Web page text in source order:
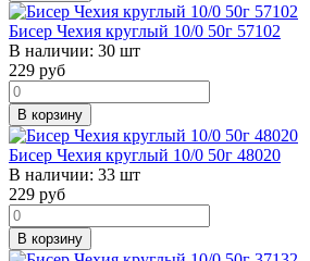
Бисер Чехия круглый 10/0 50г 57102
В наличии: 30 шт
229 руб
В корзину
Бисер Чехия круглый 10/0 50г 48020
В наличии: 33 шт
229 руб
В корзину